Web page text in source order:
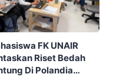
FK UNAIR
Riset Bedah
Di Polandia